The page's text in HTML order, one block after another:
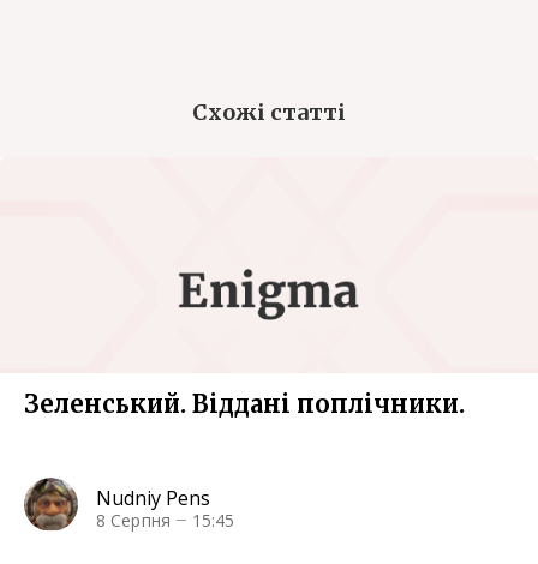
Схожі статті
Зеленський. Віддані поплічники.
Nudniy Pens
8 Серпня 15:45